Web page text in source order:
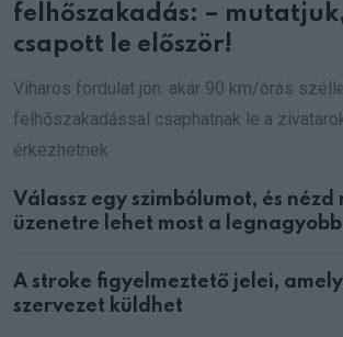
felhőszakadás: –
csapott le először!
Viharos fordulat jön: akár 90 km/órás
felhőszakadással csaphatnak le a
érkezhetnek
Válassz egy szimbólumot, és nézd
üzenetre lehet most a legnagyobb
A stroke figyelmeztető jelei,
szervezet küldhet